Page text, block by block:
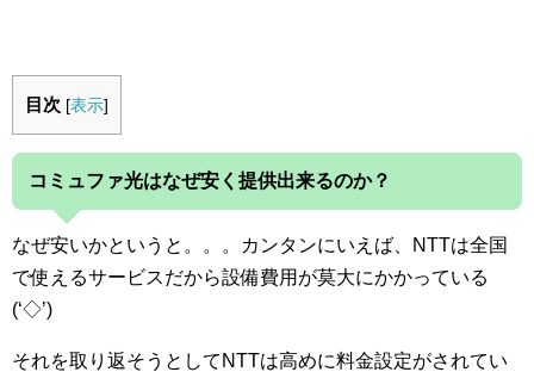
目次 [表示]
コミュファ光はなぜ安く提供出来るのか？
なぜ安いかというと。。。
カンタンにいえば、NTTは全国
で使えるサービスだから設備費用が莫大にかかっている
(‘◇’)ゞ
それを取り返そうとしてNTTは高めに料金設定がされてい